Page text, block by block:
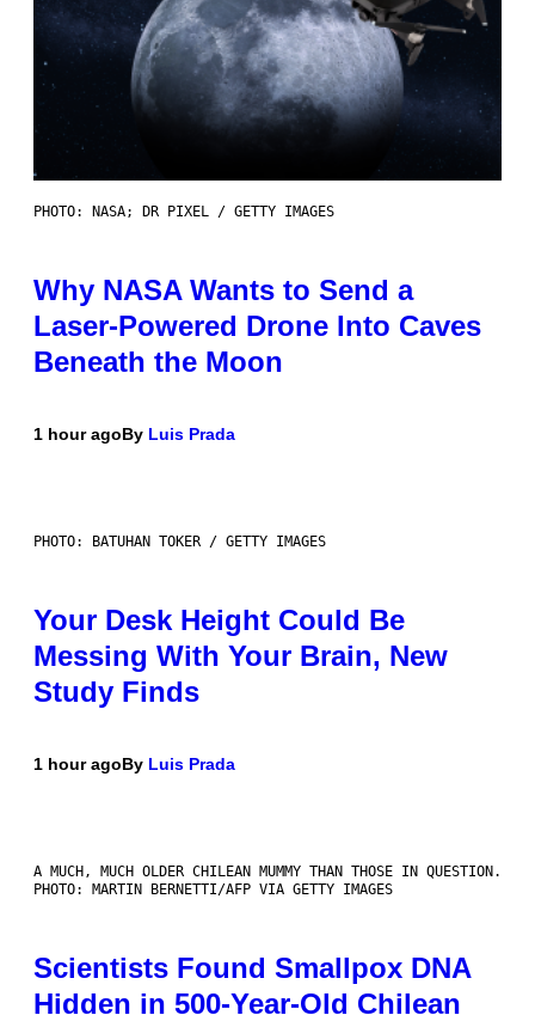
PHOTO: NASA; DR PIXEL / GETTY IMAGES
Why NASA Wants to Send a
Laser-Powered Drone Into Caves
Beneath the Moon
1 hour agoBy Luis Prada
PHOTO: BATUHAN TOKER / GETTY IMAGES
Your Desk Height Could Be
Messing With Your Brain, New
Study Finds
1 hour agoBy Luis Prada
A MUCH, MUCH OLDER CHILEAN MUMMY THAN THOSE IN QUESTION.
PHOTO: MARTIN BERNETTI/AFP VIA GETTY IMAGES
Scientists Found Smallpox DNA
Hidden in 500-Year-Old Chilean